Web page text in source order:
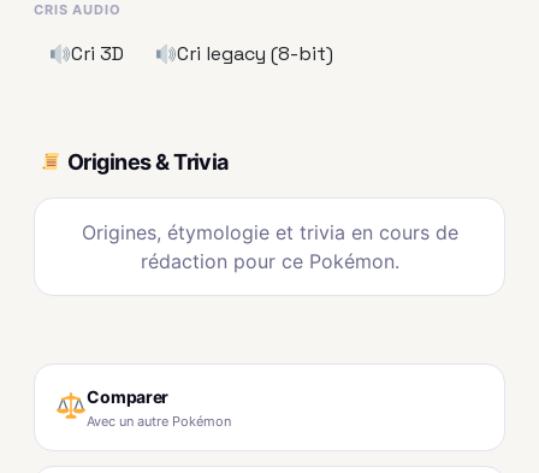
CRIS AUDIO
Cri 3D Cri legacy (8-bit)
Origines & Trivia
Origines, étymologie et trivia en cours de
rédaction pour ce Pokémon.
Comparer
Avec un autre Pokémon